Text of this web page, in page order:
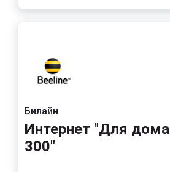
Билайн
Интернет "Для дома
300"